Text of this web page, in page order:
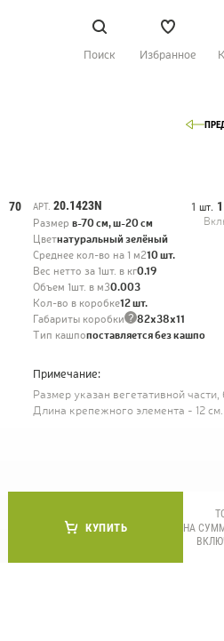
Поиск Избранное
Вопросы
Новости
СМИ о
70 АРТ.20.1423N
Размерв-70 см, ш-20 см
1 шт.
Цветнатуральный зелёный
Среднее кол-во на 1 м210 шт.
Вес нетто за 1шт. в кг0.19
Объем 1шт. в м30.003
Кол-во в коробке12 шт.
Габариты коробки ? 82х38х11
Тип кашпопоставляется без кашпо
Примечание:
Размер указан вегетативной
Длина крепежного элемента - 12 см.
КУПИТЬ НА